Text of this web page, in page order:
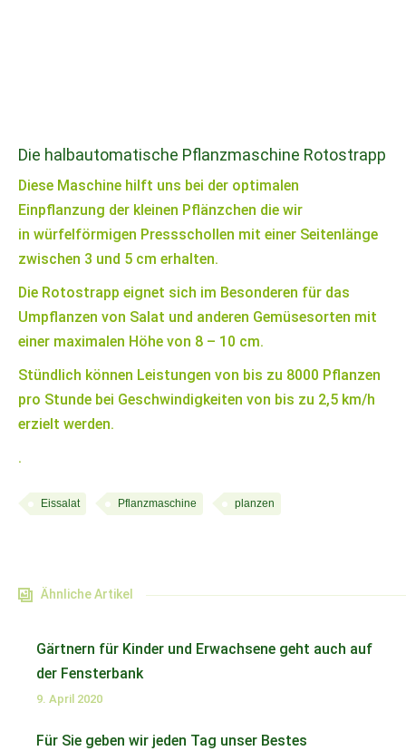
Die halbautomatische Pflanzmaschine Rotostrapp
Diese Maschine hilft uns bei der optimalen
Einpflanzung der kleinen Pflänzchen die wir
in würfelförmigen Pressschollen mit einer Seitenlänge
zwischen 3 und 5 cm erhalten.
Die Rotostrapp eignet sich im Besonderen für das
Umpflanzen von Salat und anderen Gemüsesorten mit
einer maximalen Höhe von 8 – 10 cm.
Stündlich können Leistungen von bis zu 8000 Pflanzen
pro Stunde bei Geschwindigkeiten von bis zu 2,5 km/h
erzielt werden.
.
Eissalat Pflanzmaschine planzen
Ähnliche Artikel
Gärtnern für Kinder und Erwachsene geht auch auf
der Fensterbank
9. April 2020
Für Sie geben wir jeden Tag unser Bestes